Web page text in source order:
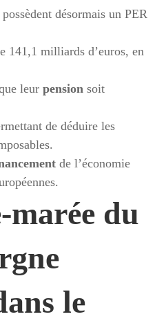
désormais un PER
141,1 milliards d’euros, en
leurpension soit
de déduire les
de l’économie
marée du
le